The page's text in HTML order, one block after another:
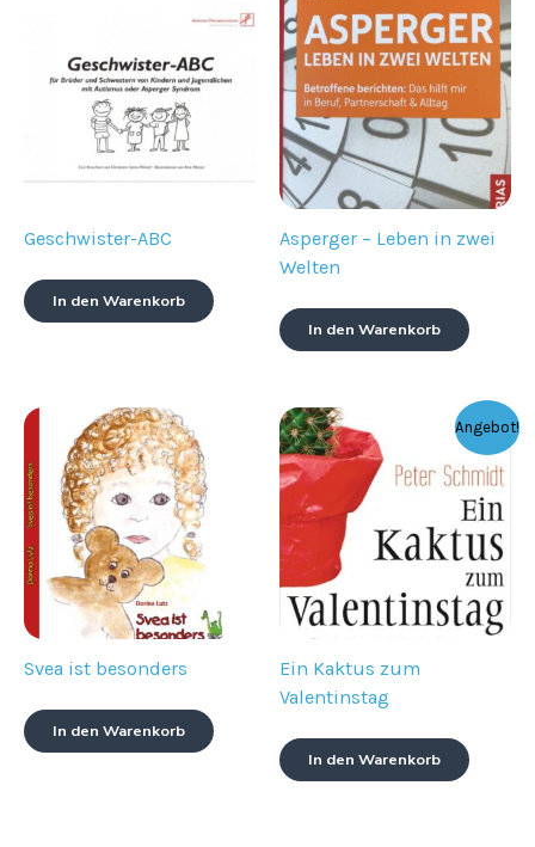
Geschwister-ABC
In den Warenkorb
Asperger – Leben in zwei
Welten
In den Warenkorb
Svea ist besonders
In den Warenkorb
Angebot!
Ein Kaktus zum
Valentinstag
In den Warenkorb